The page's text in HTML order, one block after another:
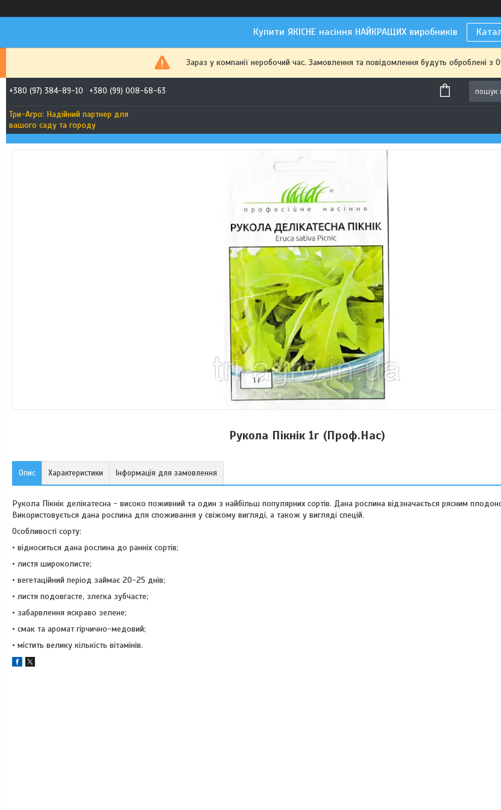
Купити ЯКІСНЕ насіння НАЙКРАЩИХ виробників
Зараз у компанії неробочий час. Замовлення та повідомлення будуть оброблені з
+380 (97) 384-89-10 +380 (99) 008-68-63
Три-Агро: Надійний партнер для
вашого саду та городу
Рукола Пікнік 1г (Проф.Нас)
Опис Характеристики Інформація для замовлення
Рукола Пікнік делікатесна - високо поживний та один з найбільш популярних сортів. Дана рослина відзначається рясним
Використовується дана рослина для споживання у свіжому вигляді, а також у вигляді спецій.
Особливості сорту:
• відноситься дана рослина до ранніх сортів;
• листя широколисте;
• вегетаційний період займає 20-25 днів;
• листя подовгасте, злегка зубчасте;
• забарвлення яскраво зелене;
• смак та аромат гірчично-медовий;
• містить велику кількість вітамінів.